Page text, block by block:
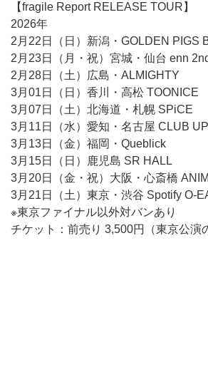
【fragile Report RELEASE TOUR】
2026年
2月22日（日）新潟・GOLDEN PIGS
2月23日（月・祝）宮城・仙台 enn
2月28日（土）広島・ALMIGHTY
3月01日（日）香川・高松 TOONICE
3月07日（土）北海道・札幌 SPiCE
3月11日（水）愛知・名古屋 CLUB
3月13日（金）福岡・Queblick
3月15日（日）鹿児島 SR HALL
3月20日（金・祝）大阪・心斎橋
3月21日（土）東京・渋谷 Spotify O-
※東京ファイナル以外対バンあり
チケット：前売り 3,500円（東京公演